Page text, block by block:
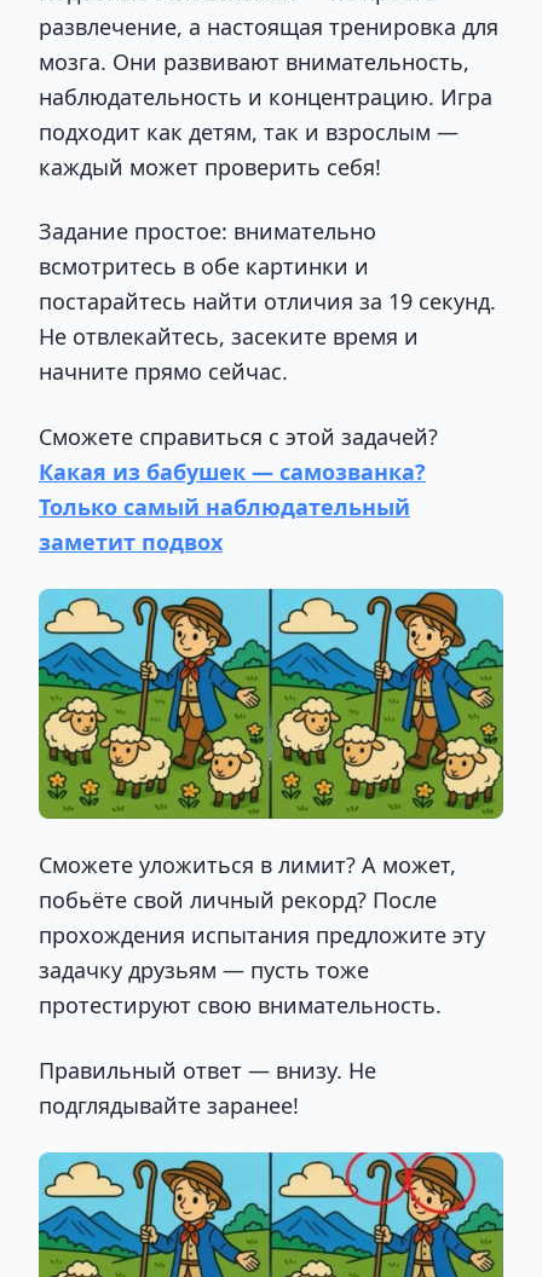
развлечение, а настоящая тренировка для
мозга. Они развивают внимательность,
наблюдательность и концентрацию. Игра
подходит как детям, так и взрослым —
каждый может проверить себя!
Задание простое: внимательно
всмотритесь в обе картинки и
постарайтесь найти отличия за 19 секунд.
Не отвлекайтесь, засеките время и
начните прямо сейчас.
Сможете справиться с этой задачей?
Какая из бабушек — самозванка?
Только самый наблюдательный
заметит подвох
Сможете уложиться в лимит? А может,
побьёте свой личный рекорд? После
прохождения испытания предложите эту
задачку друзьям — пусть тоже
протестируют свою внимательность.
Правильный ответ — внизу. Не
подглядывайте заранее!